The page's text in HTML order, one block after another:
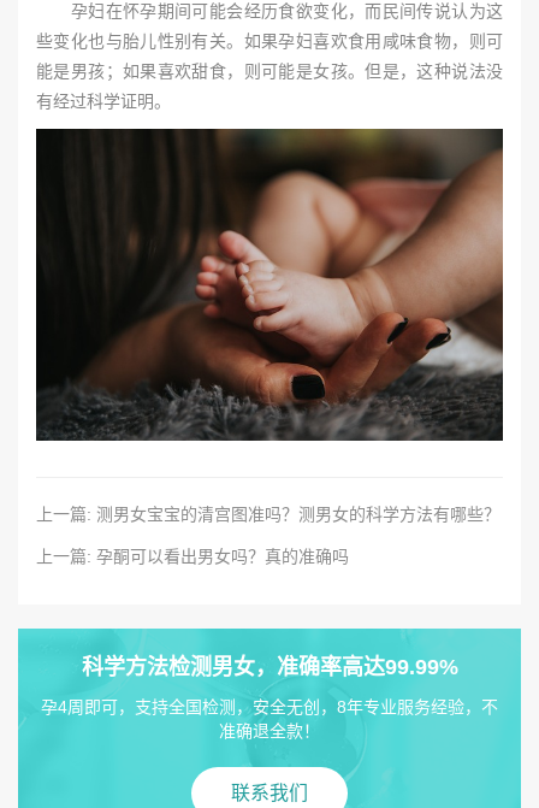
孕妇在怀孕期间可能会经历食欲变化，而民间传说认为这
些变化也与胎儿性别有关。如果孕妇喜欢食用咸味食物，则可
能是男孩；如果喜欢甜食，则可能是女孩。但是，这种说法没
有经过科学证明。
上一篇: 测男女宝宝的清宫图准吗？测男女的科学方法有哪些？
上一篇: 孕酮可以看出男女吗？真的准确吗
科学方法检测男女，准确率高达99.99%
孕4周即可，支持全国检测，安全无创，8年专业服务经验，不
准确退全款！
联系我们